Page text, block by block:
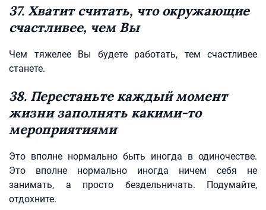
37. Хватит считать, что окружающие
счастливее, чем Вы
Чем тяжелее Вы будете работать, тем счастливее
станете.
38. Перестаньте каждый момент
жизни заполнять какими-то
мероприятиями
Это вполне нормально быть иногда в одиночестве.
Это вполне нормально иногда ничем себя не
занимать, а просто бездельничать. Подумайте,
отдохните.